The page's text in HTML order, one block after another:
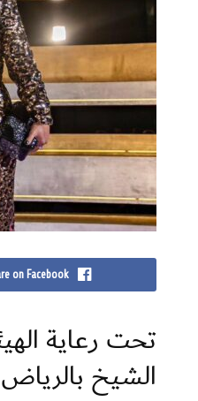
on Facebook
تحت رعاية
الشيخ بالرياض